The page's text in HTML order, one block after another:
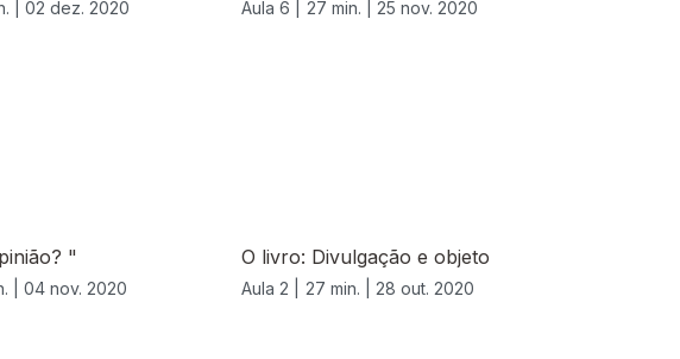
| 02 dez. 2020 Aula 6 | 27 min. | 25 nov. 2020
"
| 04 nov. 2020
O livro: Divulgação e objeto
Aula 2 | 27 min. | 28 out. 2020